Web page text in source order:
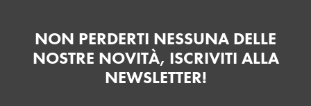
NON PERDERTI NESSUNA DELLE
NOSTRE NOVITÀ, ISCRIVITI ALLA
NEWSLETTER!